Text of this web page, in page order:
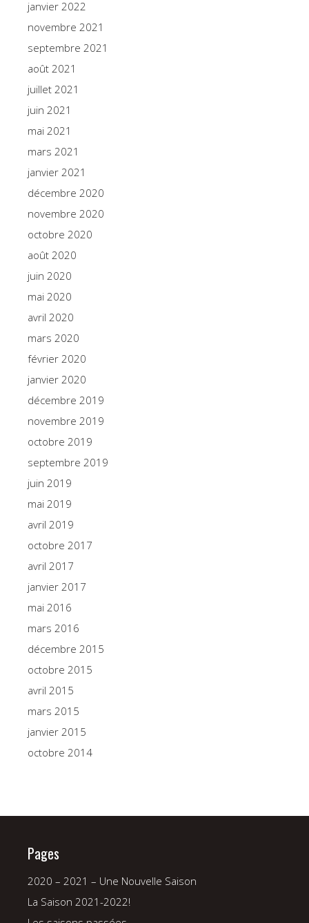
janvier 2022
novembre 2021
septembre 2021
août 2021
juillet 2021
juin 2021
mai 2021
mars 2021
janvier 2021
décembre 2020
novembre 2020
octobre 2020
août 2020
juin 2020
mai 2020
avril 2020
mars 2020
février 2020
janvier 2020
décembre 2019
novembre 2019
octobre 2019
septembre 2019
juin 2019
mai 2019
avril 2019
octobre 2017
avril 2017
janvier 2017
mai 2016
mars 2016
décembre 2015
octobre 2015
avril 2015
mars 2015
janvier 2015
octobre 2014
Pages
2020 – 2021 – Une Nouvelle Saison
La Saison 2021-2022!